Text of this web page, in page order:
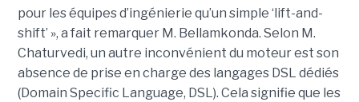
pour les équipes d’ingénierie qu’un simple ‘lift-and-
shift’ », a fait remarquer M. Bellamkonda. Selon M.
Chaturvedi, un autre inconvénient du moteur est son
absence de prise en charge des langages DSL dédiés
(Domain Specific Language, DSL). Cela signifie que les